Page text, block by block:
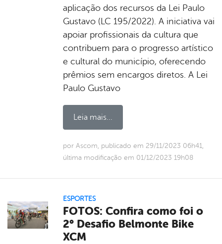
aplicação dos recursos da Lei Paulo
Gustavo (LC 195/2022). A iniciativa vai
apoiar profissionais da cultura que
contribuem para o progresso artístico
e cultural do município, oferecendo
prêmios sem encargos diretos. A Lei
Paulo Gustavo
Leia mais...
por Ascom, publicado em 29/11/2023 06h41,
última modificação em 01/12/2023 19h08
ESPORTES
FOTOS: Confira como foi o
2° Desafio Belmonte Bike
XCM